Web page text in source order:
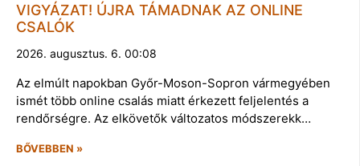
VIGYÁZAT! ÚJRA TÁMADNAK AZ ONLINE
CSALÓK
2026. augusztus. 6. 00:08
Az elmúlt napokban Győr-Moson-Sopron vármegyében
ismét több online csalás miatt érkezett feljelentés a
rendőrségre. Az elkövetők változatos módszerekk…
BŐVEBBEN »